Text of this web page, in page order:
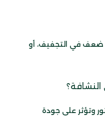
ضعف في التجفيف، أو
النشافة؟
وتؤثر على جودة